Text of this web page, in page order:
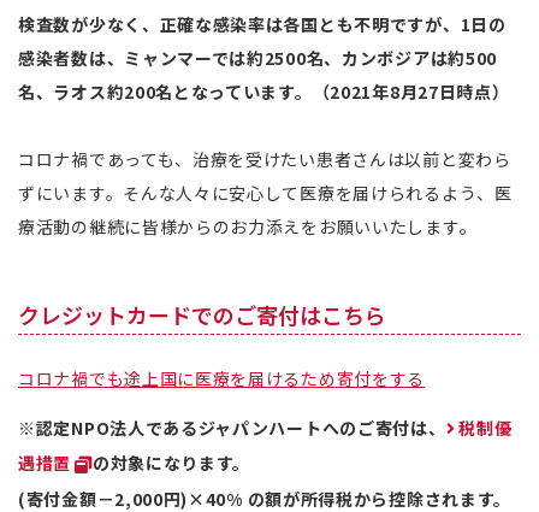
検査数が少なく、正確な感染率は各国とも不明ですが、1日の
感染者数は、ミャンマーでは約2500名、カンボジアは約500
名、ラオス約200名となっています。（2021年8月27日時点）
コロナ禍であっても、治療を受けたい患者さんは以前と変わら
ずにいます。そんな人々に安心して医療を届けられるよう、医
療活動の継続に皆様からのお力添えをお願いいたします。
クレジットカードでのご寄付はこちら
コロナ禍でも途上国に医療を届けるため寄付をする
※認定NPO法人であるジャパンハートへのご寄付は、
税制優
遇措置
の対象になります。
(寄付金額－2,000円)×40% の額が所得税から控除されます。